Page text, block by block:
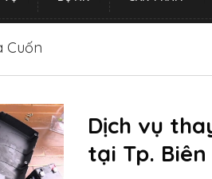
Cuốn
Dịch vụ
tại Tp.